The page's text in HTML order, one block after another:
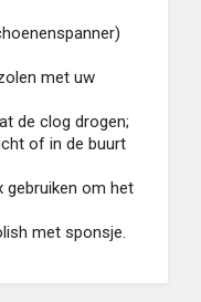
met uw
de clog drogen;
of in de buurt
gebruiken om het
met sponsje.